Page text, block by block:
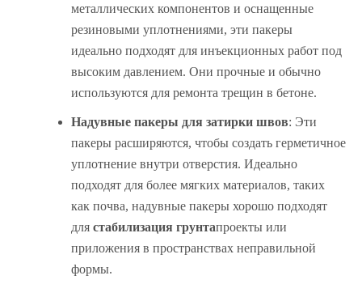
металлических компонентов и оснащенные
резиновыми уплотнениями, эти пакеры
идеально подходят для инъекционных работ под
высоким давлением. Они прочные и обычно
используются для ремонта трещин в бетоне.
Надувные пакеры для затирки швов: Эти
пакеры расширяются, чтобы создать герметичное
уплотнение внутри отверстия. Идеально
подходят для более мягких материалов, таких
как почва, надувные пакеры хорошо подходят
для стабилизация грунтапроекты или
приложения в пространствах неправильной
формы.